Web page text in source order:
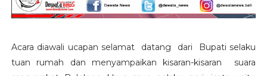
Acara diawali ucapan selamat datang dari Bupati selaku
tuan rumah dan menyampaikan kisaran-kisaran suara